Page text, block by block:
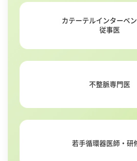
カテーテルインターベ
従事医
不整脈専門医
若手循環器医師・研